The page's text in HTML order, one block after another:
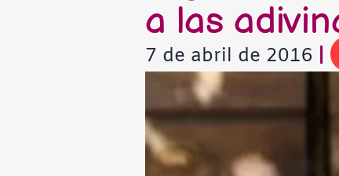
a las
7 de abril de 2016